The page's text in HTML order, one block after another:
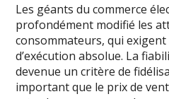
Les géants du commerce
profondément modifié les
consommateurs, qui
d’exécution absolue. La
devenue un critère de
important que le prix de